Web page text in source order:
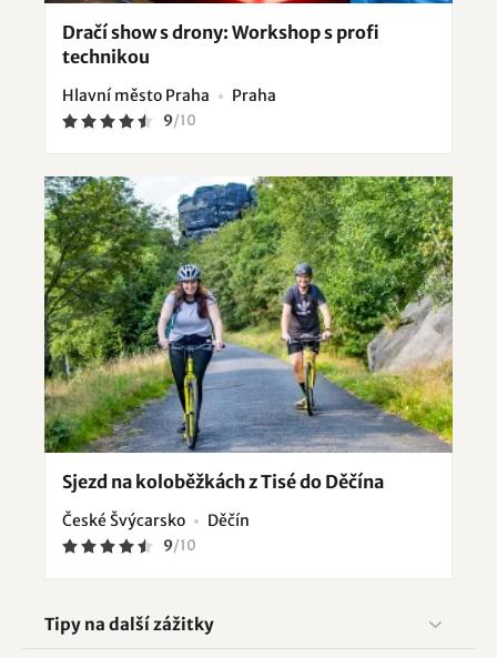
Dračí show s drony: Workshop s profi
technikou
Hlavní město Praha Praha
9/10
Sjezd na koloběžkách z Tisé do Děčína
České Švýcarsko Děčín
9/10
Tipy na další zážitky